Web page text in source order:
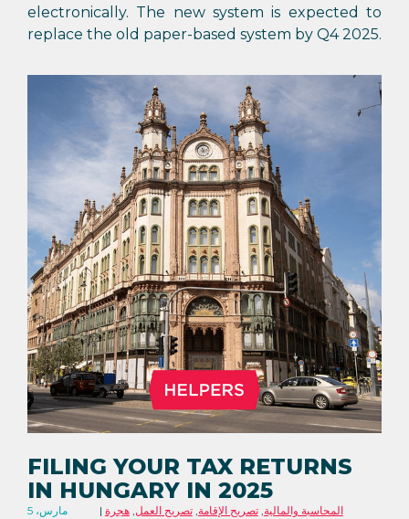
electronically. The new system is expected to
replace the old paper-based system by Q4 2025.
FILING YOUR TAX RETURNS
IN HUNGARY IN 2025
5 مارس،
المحاسبة والمالية,تصريح الإقامة,تصريح العمل,هجرة